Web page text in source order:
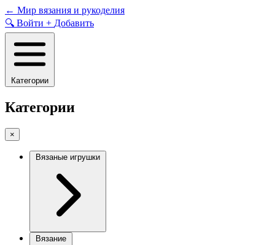
Skip
to
content
← Мир вязания и рукоделия
🔍 Войти + Добавить
Категории
Категории
×
Вязаные игрушки
Вязание